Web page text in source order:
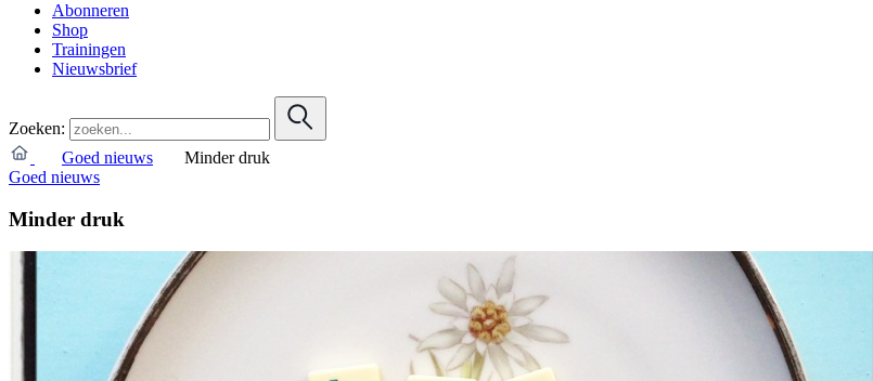
Abonneren
Shop
Trainingen
Nieuwsbrief
Zoeken:
Goed nieuws
Minder druk
Goed nieuws
Minder druk